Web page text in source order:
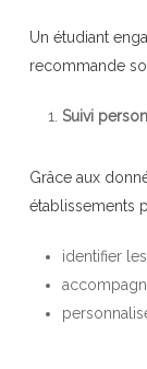
Un étudiant
recommande
Suivi
Grâce aux
établissements
identifier